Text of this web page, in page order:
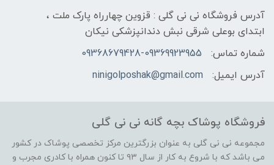
آدرس فروشگاه نی نی گلی : قزوین چهارراه پارک ملت ،
ابتدای بوعلی شرقی نبش دندانپزشکی نیکان
شماره تماس:
09368679428-09369923955
آدرس ایمیل:
ninigolposhak@gmail.com
فروشگاه پوشاک بچه گانه نی نی گلی
مجموعه نی نی گلی به عنوان بزرگترین مرکز تخصصی پوشاک در کشور
می باشد که با شروع به کار از سال ۹۳ تا کنون همراه با کادری مجرب و